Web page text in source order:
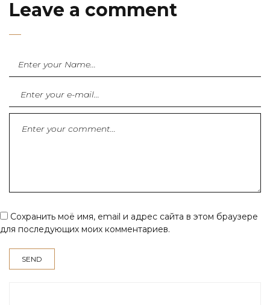
Leave a comment
Сохранить моё имя, email и адрес сайта в этом браузере
для последующих моих комментариев.